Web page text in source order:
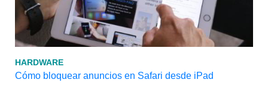
HARDWARE
Cómo bloquear anuncios en Safari desde iPad